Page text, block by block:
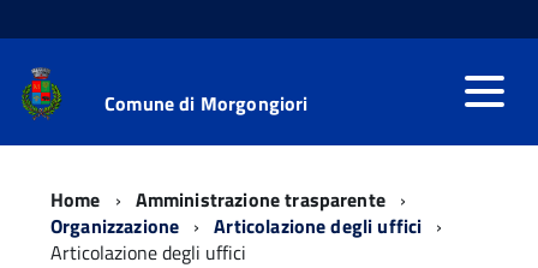
Comune di Morgongiori
Home
Amministrazione trasparente
Organizzazione
Articolazione degli uffici
Articolazione degli uffici